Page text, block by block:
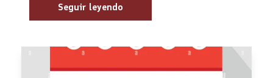
Seguir leyendo